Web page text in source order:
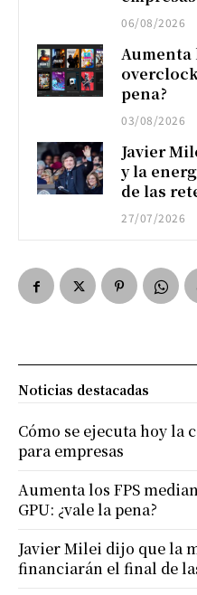
06/08/2026
Aumenta
pena?
03/08/2026
Javier
y la
de las
27/07/2026
Noticias destacadas
Cómo se ejecuta hoy la
para empresas
Aumenta los FPS
GPU: ¿vale la pena?
Javier Milei dijo que la
financiarán el final de